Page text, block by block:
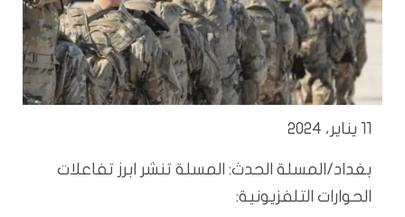
11 يناير، 2024
بغداد/المسلة الحدث: المسلة تنشر ابرز تفاعلات
الحوارات التلفزيونية: